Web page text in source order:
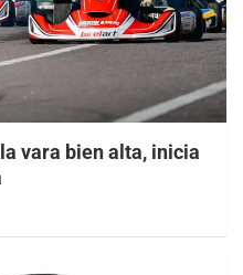
la vara bien alta, inicia